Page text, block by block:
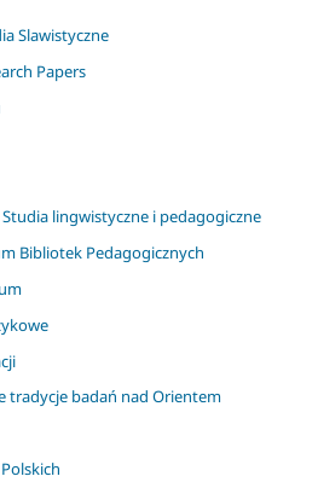
Slawistyczne
Papers
lingwistyczne i pedagogiczne
Bibliotek Pedagogicznych
tradycje badań nad Orientem